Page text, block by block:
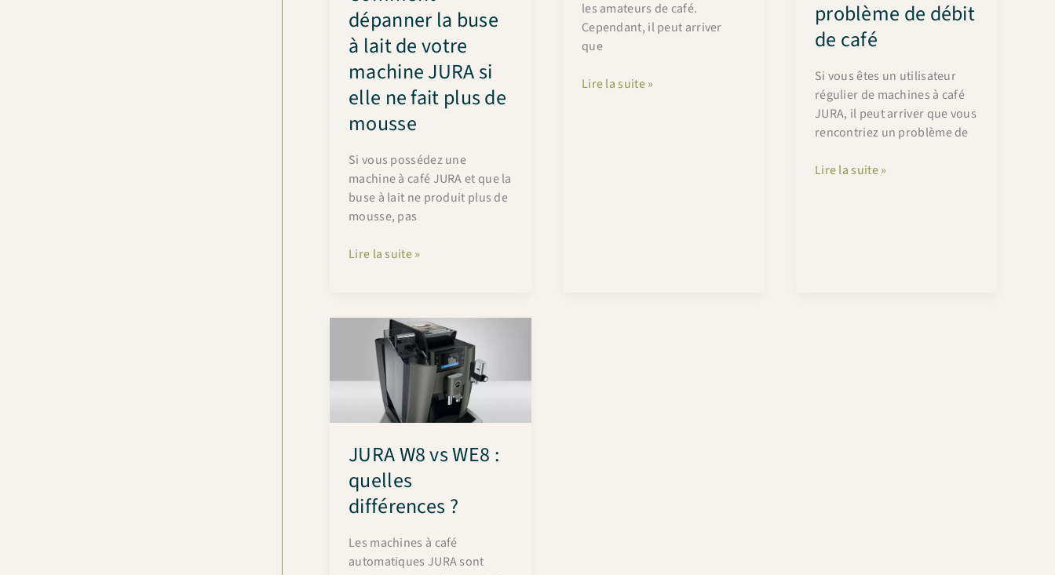
dépanner la buse
à lait de votre
machine JURA si
elle ne fait plus de
mousse
Si vous possédez une
machine à café JURA et que la
buse à lait ne produit plus de
mousse, pas
Comment
votre
machine
JURA
elle
ne
fait
plus
de
mousse
Lire la suite »
les amateurs de café.
Cependant, il peut arriver
que
Le
Lire la suite »
problème de débit
de café
Si vous êtes un utilisateur
régulier de machines à café
JURA, il peut arriver que vous
rencontriez un problème de
Votre
Lire la suite »
JURA W8 vs WE8 :
quelles
différences ?
Les machines à café
automatiques JURA sont